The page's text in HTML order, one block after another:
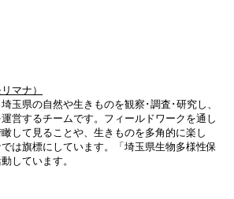
マナ）
玉県の自然や生きものを観察･調査･研究し、
営するチームです。フィールドワークを通し
して見ることや、生きものを多角的に楽し
は旗標にしています。「埼玉県生物多様性保
しています。